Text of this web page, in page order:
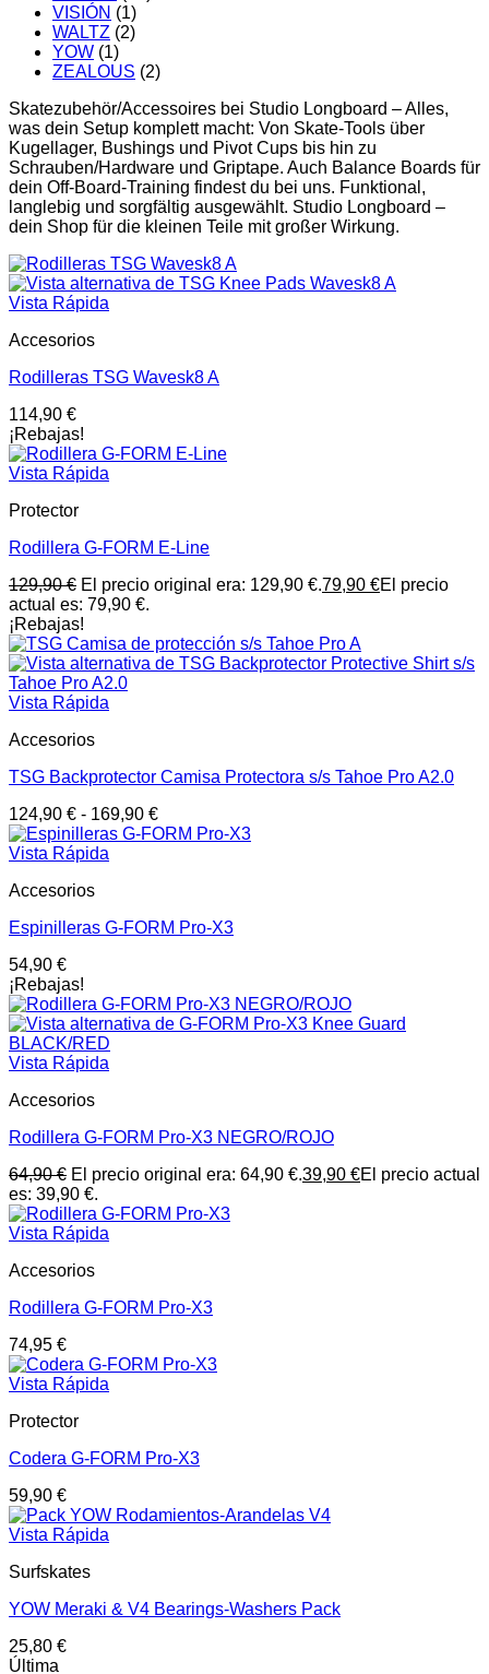
VISIÓN (1)
WALTZ (2)
YOW (1)
ZEALOUS (2)
Skatezubehör/Accessoires bei Studio Longboard – Alles,
was dein Setup komplett macht: Von Skate-Tools über
Kugellager, Bushings und Pivot Cups bis hin zu
Schrauben/Hardware und Griptape. Auch Balance Boards für
dein Off-Board-Training findest du bei uns. Funktional,
langlebig und sorgfältig ausgewählt. Studio Longboard –
dein Shop für die kleinen Teile mit großer Wirkung.
Vista Rápida
Accesorios
Rodilleras TSG Wavesk8 A
114,90 €
¡Rebajas!
Vista Rápida
Protector
Rodillera G-FORM E-Line
129,90€ El precio original era: 129,90 €.79,90 €El precio
actual es: 79,90 €.
¡Rebajas!
Vista Rápida
Accesorios
TSG Backprotector Camisa Protectora s/s Tahoe Pro A2.0
124,90 € - 169,90 €
Vista Rápida
Accesorios
Espinilleras G-FORM Pro-X3
54,90 €
¡Rebajas!
Vista Rápida
Accesorios
Rodillera G-FORM Pro-X3 NEGRO/ROJO
64,90€ El precio original era: 64,90 €.39,90 €El precio actual
es: 39,90 €.
Vista Rápida
Accesorios
Rodillera G-FORM Pro-X3
74,95 €
Vista Rápida
Protector
Codera G-FORM Pro-X3
59,90 €
Vista Rápida
Surfskates
YOW Meraki & V4 Bearings-Washers Pack
25,80 €
Última